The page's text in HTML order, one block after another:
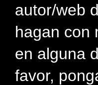
autor/web
hagan con
en alguna
favor,